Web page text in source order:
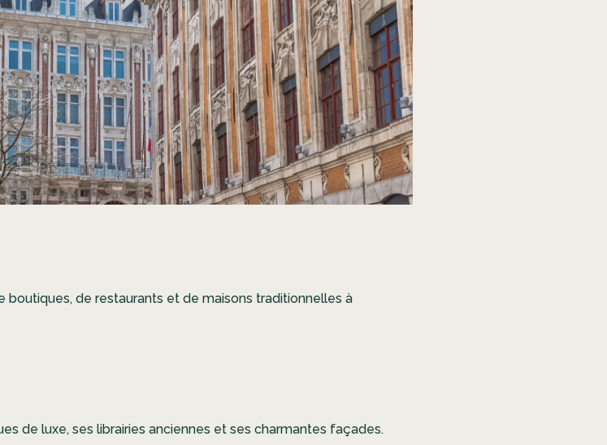
de restaurants et de maisons traditionnelles à
de luxe, ses librairies anciennes et ses charmantes façades.